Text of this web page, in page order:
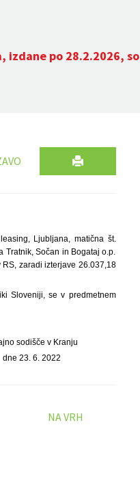
izdane po 28.2.2026, so
Ljubljana, matična št.
Tratnik, Sočan in Bogataj o.p.
zaradi izterjave 26.037,18
Sloveniji, se v predmetnem
sodišče v Kranju
dne 23. 6. 2022
NA VRH